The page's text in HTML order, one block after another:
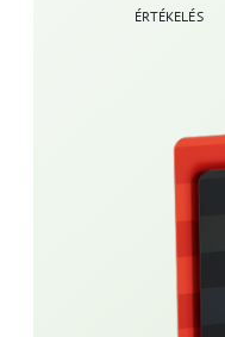
ÉRTÉKELÉS